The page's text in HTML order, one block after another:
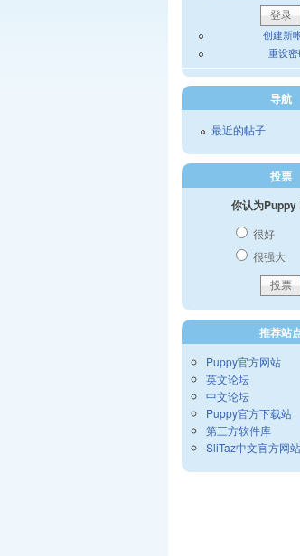
创建新
重设
导航
最近的帖子
投票
你认为Puppy
很好
很强大
推荐站
Puppy官方网站
英文论坛
中文论坛
Puppy官方下载站
第三方软件库
SliTaz中文官方网站